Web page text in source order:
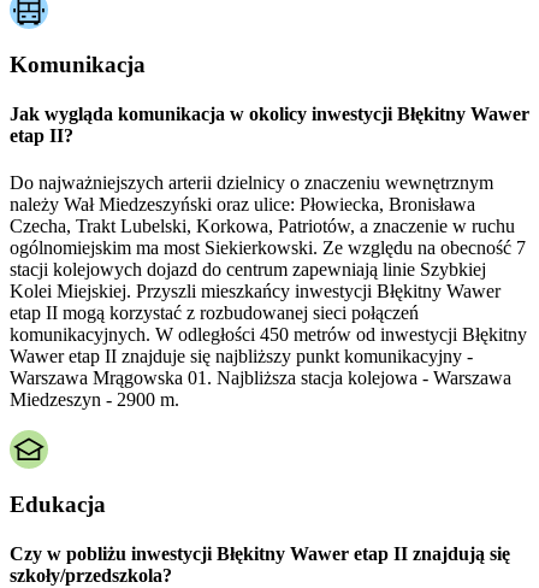
Komunikacja
Jak wygląda komunikacja w okolicy inwestycji Błękitny Wawer
etap II?
Do najważniejszych arterii dzielnicy o znaczeniu wewnętrznym
należy Wał Miedzeszyński oraz ulice: Płowiecka, Bronisława
Czecha, Trakt Lubelski, Korkowa, Patriotów, a znaczenie w ruchu
ogólnomiejskim ma most Siekierkowski. Ze względu na obecność 7
stacji kolejowych dojazd do centrum zapewniają linie Szybkiej
Kolei Miejskiej. Przyszli mieszkańcy inwestycji Błękitny Wawer
etap II mogą korzystać z rozbudowanej sieci połączeń
komunikacyjnych. W odległości 450 metrów od inwestycji Błękitny
Wawer etap II znajduje się najbliższy punkt komunikacyjny -
Warszawa Mrągowska 01. Najbliższa stacja kolejowa - Warszawa
Miedzeszyn - 2900 m.
Edukacja
Czy w pobliżu inwestycji Błękitny Wawer etap II znajdują się
szkoły/przedszkola?